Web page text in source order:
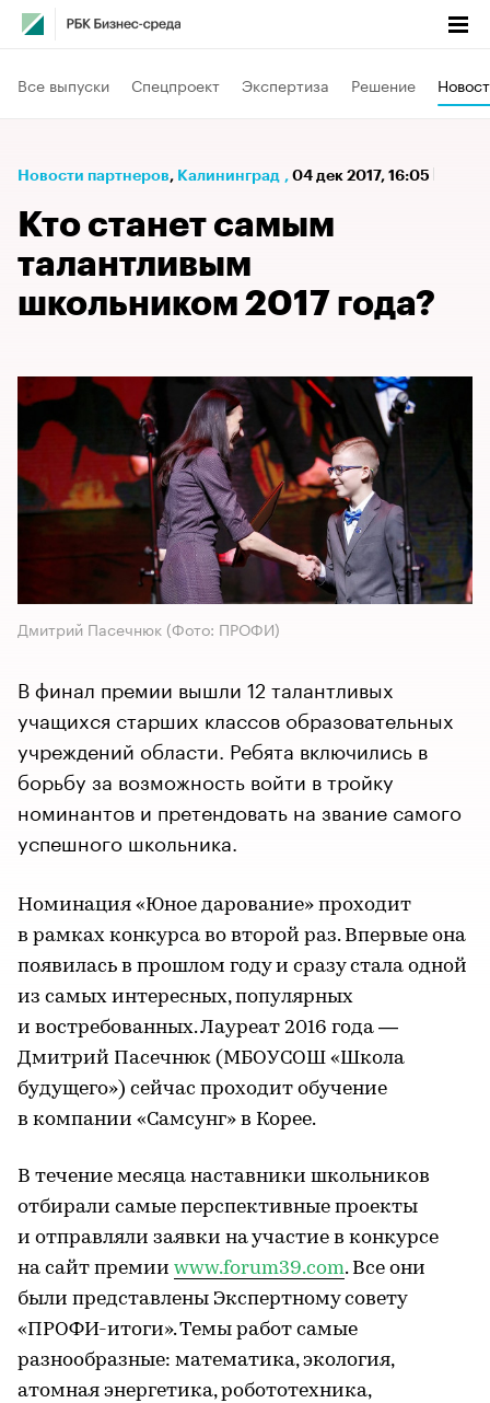
Все выпуски Спецпроект Экспертиза Решение
Новости партнеров⁠, Калининград , 04 дек 2017, 16:05
Кто станет самым
талантливым
школьником 2017 года?
Дмитрий Пасечнюк (Фото: ПРОФИ)
В финал премии вышли 12 талантливых
учащихся старших классов образовательных
учреждений области. Ребята включились в
борьбу за возможность войти в тройку
номинантов и претендовать на звание самого
успешного школьника.
Номинация «Юное дарование» проходит
в рамках конкурса во второй раз. Впервые она
появилась в прошлом году и сразу стала одной
из самых интересных, популярных
и востребованных. Лауреат 2016 года —
Дмитрий Пасечнюк (МБОУСОШ «Школа
будущего») сейчас проходит обучение
в компании «Самсунг» в Корее.
В течение месяца наставники школьников
отбирали самые перспективные проекты
и отправляли заявки на участие в конкурсе
на сайт премии www.forum39.com. Все они
были представлены Экспертному совету
«ПРОФИ-итоги». Темы работ самые
разнообразные: математика, экология,
атомная энергетика, робототехника,